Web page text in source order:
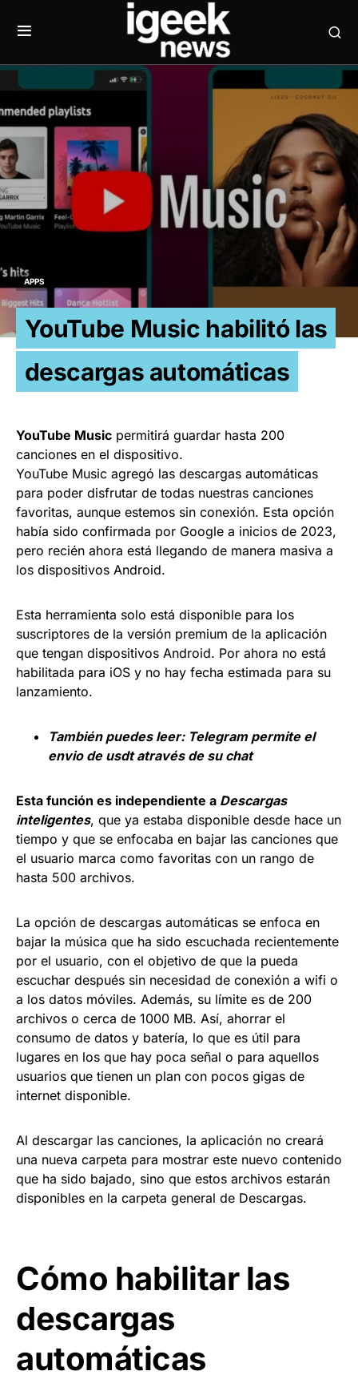
APPS
YouTube Music habilitó las
descargas automáticas
YouTube Music permitirá guardar hasta 200
canciones en el dispositivo.
YouTube Music agregó las descargas automáticas
para poder disfrutar de todas nuestras canciones
favoritas, aunque estemos sin conexión. Esta opción
había sido confirmada por Google a inicios de 2023,
pero recién ahora está llegando de manera masiva a
los dispositivos Android.
Esta herramienta solo está disponible para los
suscriptores de la versión premium de la aplicación
que tengan dispositivos Android. Por ahora no está
habilitada para iOS y no hay fecha estimada para su
lanzamiento.
También puedes leer: Telegram permite el
envio de usdt através de su chat
Esta función es independiente a Descargas
inteligentes, que ya estaba disponible desde hace un
tiempo y que se enfocaba en bajar las canciones que
el usuario marca como favoritas con un rango de
hasta 500 archivos.
La opción de descargas automáticas se enfoca en
bajar la música que ha sido escuchada recientemente
por el usuario, con el objetivo de que la pueda
escuchar después sin necesidad de conexión a wifi o
a los datos móviles. Además, su límite es de 200
archivos o cerca de 1000 MB. Así, ahorrar el
consumo de datos y batería, lo que es útil para
lugares en los que hay poca señal o para aquellos
usuarios que tienen un plan con pocos gigas de
internet disponible.
Al descargar las canciones, la aplicación no creará
una nueva carpeta para mostrar este nuevo contenido
que ha sido bajado, sino que estos archivos estarán
disponibles en la carpeta general de Descargas.
Cómo habilitar las
descargas
automáticas